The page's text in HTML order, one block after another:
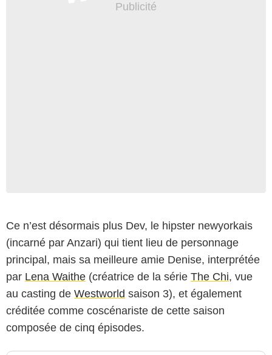
Ce n’est désormais plus Dev, le hipster newyorkais
(incarné par Anzari) qui tient lieu de personnage
principal, mais sa meilleure amie Denise, interprétée
par Lena Waithe (créatrice de la série The Chi, vue
au casting de Westworld saison 3), et également
créditée comme coscénariste de cette saison
composée de cinq épisodes.